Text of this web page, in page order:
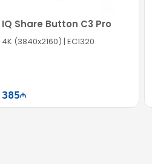
IQ Share Button C3 Pro
4K (3840x2160) | EC1320
385